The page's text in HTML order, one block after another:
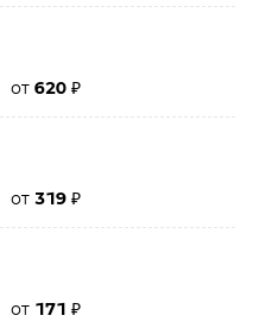
от 620 ₽
от 319 ₽
от 171 ₽